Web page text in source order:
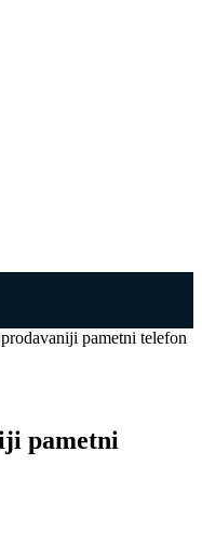
pametni telefon
pametni